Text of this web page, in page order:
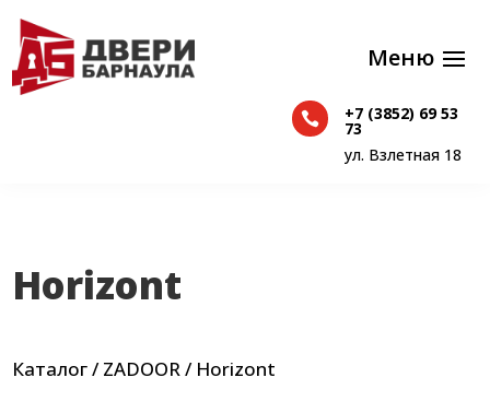
 +7 (3852) 69 53
73
ул. Взлетная 18

73
Horizont
Каталог/ZADOOR/ Horizont